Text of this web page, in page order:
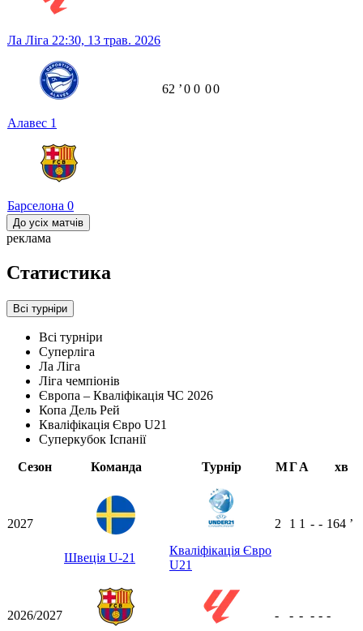
Ла Ліга 22:30, 13 трав. 2026
Алавес 1
Барселона 0
62 ʼ0 0 00
До усіх матчів
реклама
Статистика
Всі турніри
Всі турніри
Суперліга
Ла Ліга
Ліга чемпіонів
Європа – Кваліфікація ЧС 2026
Копа Дель Рей
Кваліфікація Євро U21
Суперкубок Іспанії
Сезон
Команда Турнір МГА хв
2027
Швеція U-21
Кваліфікація Євро
U21
2 1 1 - - 164 ʼ
2026/2027 - - - - - -